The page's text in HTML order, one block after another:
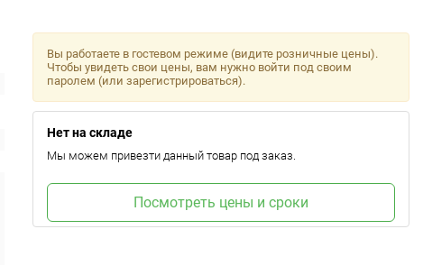
Вы работаете в гостевом режиме (видите розничные цены).
Чтобы увидеть свои цены, вам нужно войти под своим
паролем (или зарегистрироваться).
Нет на складе
Мы можем привезти данный товар под заказ.
Посмотреть цены и сроки